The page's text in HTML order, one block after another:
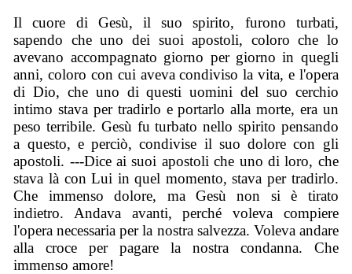
Il cuore di Gesù, il suo spirito, furono turbati,
sapendo che uno dei suoi apostoli, coloro che lo
avevano accompagnato giorno per giorno in quegli
anni, coloro con cui aveva condiviso la vita, e l'opera
di Dio, che uno di questi uomini del suo cerchio
intimo stava per tradirlo e portarlo alla morte, era un
peso terribile. Gesù fu turbato nello spirito pensando
a questo, e perciò, condivise il suo dolore con gli
apostoli. ---Dice ai suoi apostoli che uno di loro, che
stava là con Lui in quel momento, stava per tradirlo.
Che immenso dolore, ma Gesù non si è tirato
indietro. Andava avanti, perché voleva compiere
l'opera necessaria per la nostra salvezza. Voleva andare
alla croce per pagare la nostra condanna. Che
immenso amore!